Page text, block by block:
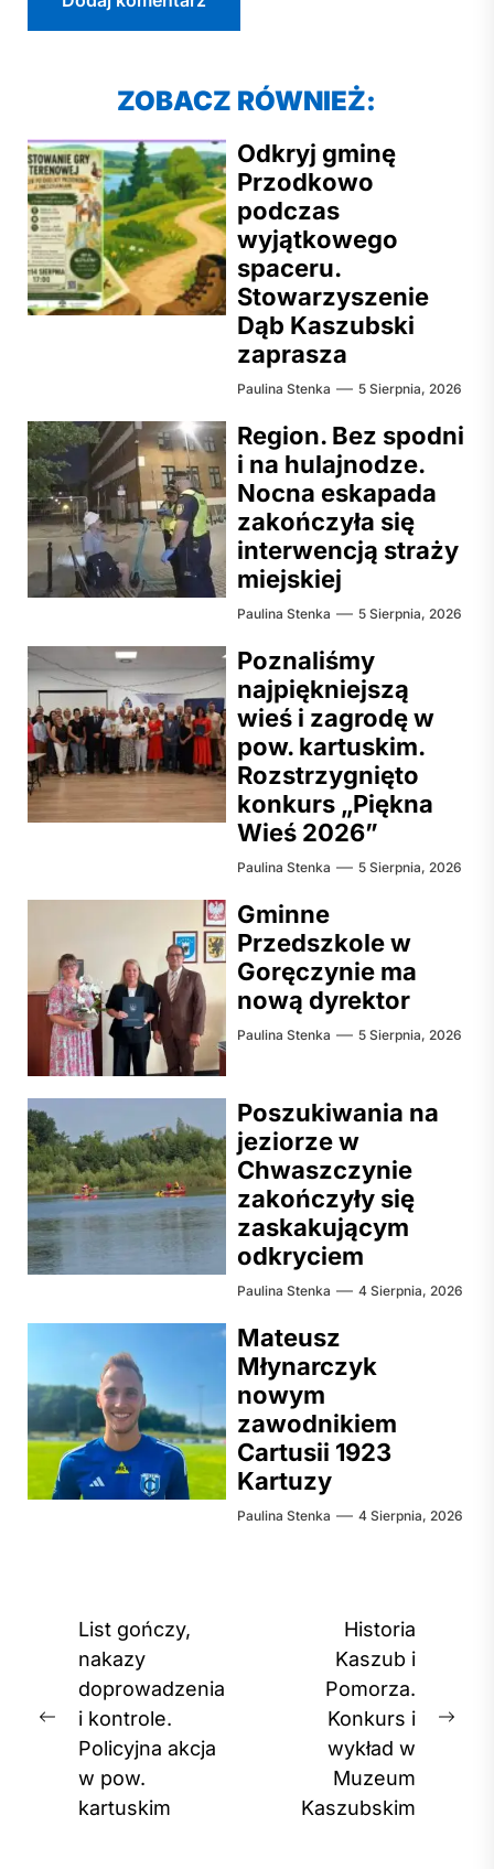
ZOBACZ RÓWNIEŻ:
Odkryj gminę
Przodkowo
podczas
wyjątkowego
spaceru.
Stowarzyszenie
Dąb Kaszubski
zaprasza
Paulina Stenka 5 Sierpnia, 2026
Region. Bez spodni
i na hulajnodze.
Nocna eskapada
zakończyła się
interwencją straży
miejskiej
Paulina Stenka 5 Sierpnia, 2026
Poznaliśmy
najpiękniejszą
wieś i zagrodę w
pow. kartuskim.
Rozstrzygnięto
konkurs „Piękna
Wieś 2026”
Paulina Stenka 5 Sierpnia, 2026
Gminne
Przedszkole w
Goręczynie ma
nową dyrektor
Paulina Stenka 5 Sierpnia, 2026
Poszukiwania na
jeziorze w
Chwaszczynie
zakończyły się
zaskakującym
odkryciem
Paulina Stenka 4 Sierpnia, 2026
Mateusz
Młynarczyk
nowym
zawodnikiem
Cartusii 1923
Kartuzy
Paulina Stenka 4 Sierpnia, 2026
Nawigacja
wpisu
Previous
post:
List gończy,
nakazy
doprowadzenia
i kontrole.
Policyjna akcja
w pow.
kartuskim
Historia
Kaszub i
Pomorza.
Konkurs i
wykład w
Muzeum
Kaszubskim